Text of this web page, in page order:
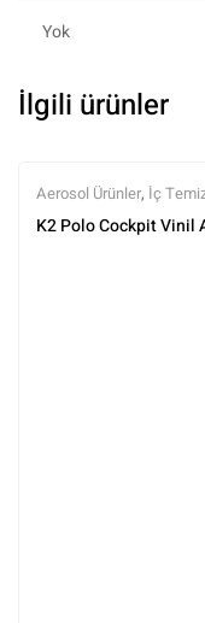
Yok
İlgili ürünler
Aerosol Ürünler, İç
Parlatıcılar,Tüm Ürünler ,
K2 Polo Cockpit Vinil